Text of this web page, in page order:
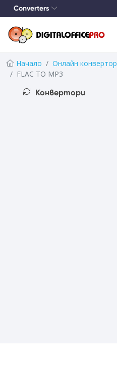
Converters
Начало Онлайн конвертор
FLAC TO MP3
Конвертори